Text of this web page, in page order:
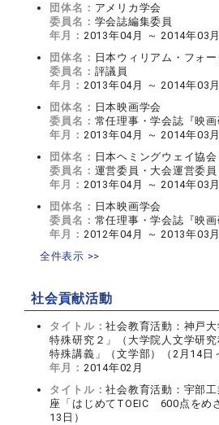
団体名： アメリカ学会
委員名： 学会誌編集委員
年月： 2013年04月 ～ 2014年03月
団体名： 日本ウィリアム・フォ
委員名： 評議員
年月： 2013年04月 ～ 2014年03月
団体名： 日本映画学会
委員名： 常任理事・学会誌『映
年月： 2013年04月 ～ 2014年03月
団体名： 日本ヘミングウェイ協会
委員名： 運営委員・大会運営委員
年月： 2013年04月 ～ 2014年03月
団体名： 日本映画学会
委員名： 常任理事・学会誌『映
年月： 2012年04月 ～ 2013年03月
全件表示 >>
社会貢献活動
タイトル：社会教育活動：神戸
特殊研究２」（大学院人文学研
特殊講義」（文学部）（2月14日
年月： 2014年02月
タイトル：社会教育活動：宇部
座「はじめてTOEIC 600点をめ
13日）